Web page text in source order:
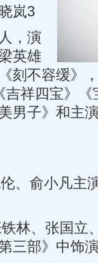
岚3
，演
英雄
刻不容缓》
祥四宝》
男子》和主
俞小凡主
、张国立
三部》中饰